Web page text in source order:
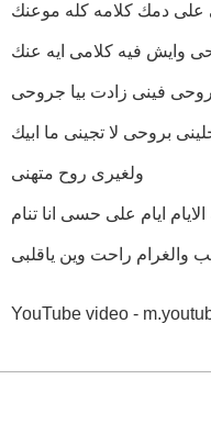
على دمك كلامه كله موعنك
وايش فيه كلامى ايه عنك
فينى زادت بيا جروحى
بروحى لا تجينى ما ابيك
ولغيرى روح متهنى
ايام على حسى انا تنام
والغرام راحت وين ياقلبى
YouTube video -